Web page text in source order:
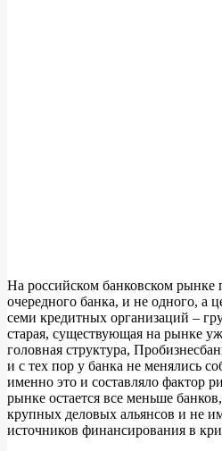
На российском банковском
очередного банка, и не одного, а
семи кредитных организаций –
старая, существующая на рынке
головная структура,
и с тех пор у банка не менялись
именно это и составляло фактор
рынке остается все меньше
крупных деловых альянсов и не
источников финансирования в